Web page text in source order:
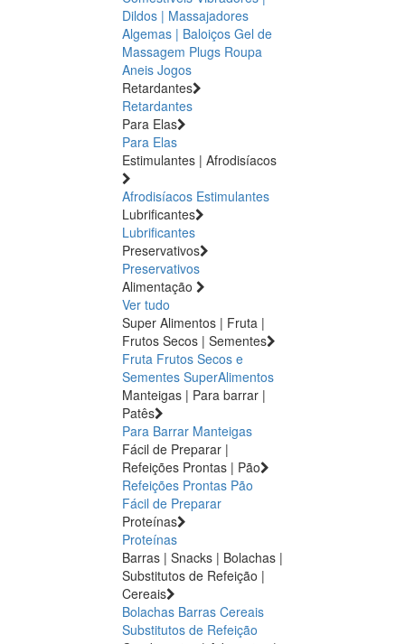
Dildos | Massajadores
Algemas | Baloiços Gel de
Massagem Plugs Roupa
Aneis Jogos
Retardantes
Retardantes
Para Elas
Para Elas
Estimulantes | Afrodisíacos
Afrodisíacos Estimulantes
Lubrificantes
Lubrificantes
Preservativos
Preservativos
Alimentação
Ver tudo
Super Alimentos | Fruta |
Frutos Secos | Sementes
Fruta Frutos Secos e
Sementes SuperAlimentos
Manteigas | Para barrar |
Patês
Para Barrar Manteigas
Fácil de Preparar |
Refeições Prontas | Pão
Refeições Prontas Pão
Fácil de Preparar
Proteínas
Proteínas
Barras | Snacks | Bolachas |
Substitutos de Refeição |
Cereais
Bolachas Barras Cereais
Substitutos de Refeição